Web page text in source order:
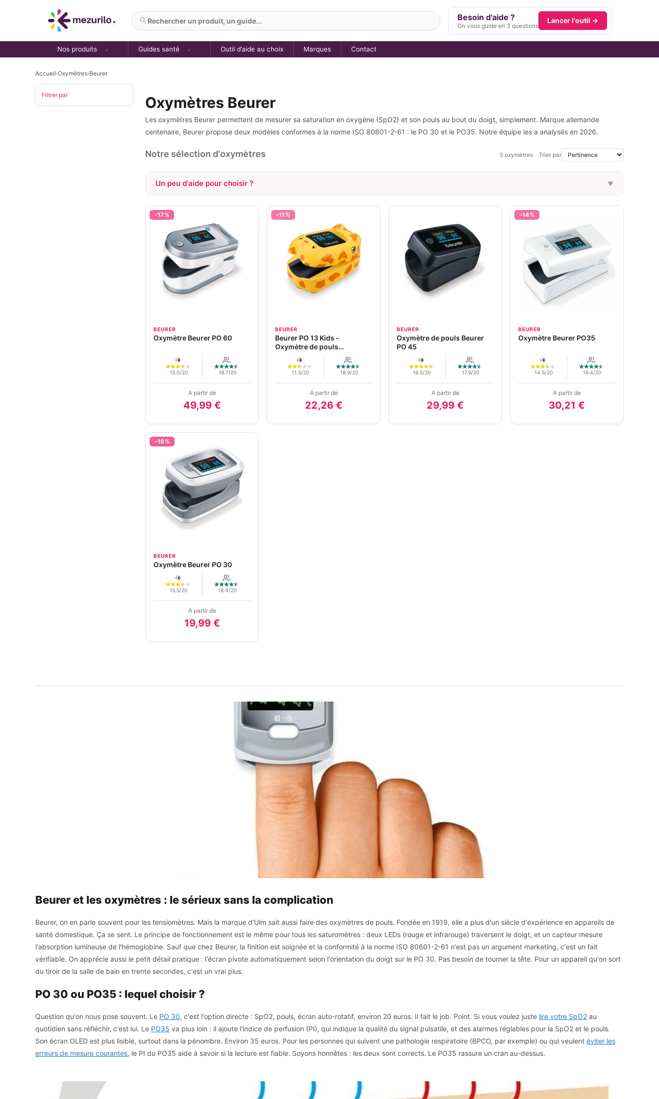
Rechercher un produit, un guide... Besoin d'aide ?
On vous guide en 3 questions
Lancer l'outil →
Nos produits Guides santé Outil d’aide au choix Marques Contact
Accueil›Oxymètres›Beurer
Filtrer par Oxymètres Beurer
Les oxymètres Beurer permettent de mesurer sa saturation en oxygène (SpO2) et son pouls au bout du doigt, simplement. Marque allemande
centenaire, Beurer propose deux modèles conformes à la norme ISO 80601-2-61 : le PO 30 et le PO35. Notre équipe les a analysés en 2026.
Notre sélection d'oxymètres 5 oxymètres—Trier par
Un peu d'aide pour choisir ? ▼
-17%
BEURER
Oxymètre Beurer PO 60
15.0/20 18.7/20
A partir de
49,99 €
-11%
BEURER
Beurer PO 13 Kids -
Oxymètre de pouls
pédiatrique
11.5/20 18.9/20
A partir de
22,26 €
BEURER
Oxymètre de pouls Beurer
PO 45
16.5/20 17.6/20
A partir de
29,99 €
-14%
BEURER
Oxymètre Beurer PO35
14.5/20 18.4/20
A partir de
30,21 €
-18%
BEURER
Oxymètre Beurer PO 30
15.5/20 18.4/20
A partir de
19,99 €
Beurer et les oxymètres : le sérieux sans la complication
Beurer, on en parle souvent pour les tensiomètres. Mais la marque d'Ulm sait aussi faire des oxymètres de pouls. Fondée en 1919, elle a plus d'un siècle d'expérience en appareils de
santé domestique. Ça se sent. Le principe de fonctionnement est le même pour tous les saturomètres : deux LEDs (rouge et infrarouge) traversent le doigt, et un capteur mesure
l'absorption lumineuse de l'hémoglobine. Sauf que chez Beurer, la finition est soignée et la conformité à la norme ISO 80601-2-61 n'est pas un argument marketing, c'est un fait
vérifiable. On apprécie aussi le petit détail pratique : l'écran pivote automatiquement selon l'orientation du doigt sur le PO 30. Pas besoin de tourner la tête. Pour un appareil qu'on sort
du tiroir de la salle de bain en trente secondes, c'est un vrai plus.
PO 30 ou PO35 : lequel choisir ?
Question qu'on nous pose souvent. Le PO 30, c'est l'option directe : SpO2, pouls, écran auto-rotatif, environ 20 euros. Il fait le job. Point. Si vous voulez juste lire votre SpO2 au
quotidien sans réfléchir, c'est lui. Le PO35 va plus loin : il ajoute l'indice de perfusion (PI), qui indique la qualité du signal pulsatile, et des alarmes réglables pour la SpO2 et le pouls.
Son écran OLED est plus lisible, surtout dans la pénombre. Environ 35 euros. Pour les personnes qui suivent une pathologie respiratoire (BPCO, par exemple) ou qui veulent éviter les
erreurs de mesure courantes, le PI du PO35 aide à savoir si la lecture est fiable. Soyons honnêtes : les deux sont corrects. Le PO35 rassure un cran au-dessus.